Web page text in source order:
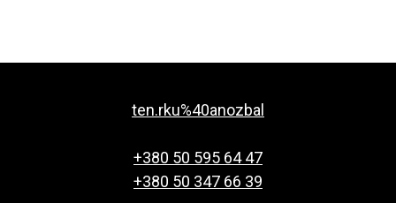
ten.rku%40anozbal
+380 50 595 64 47
+380 50 347 66 39